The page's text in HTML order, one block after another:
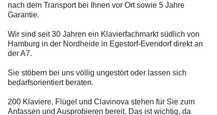
nach dem Transport bei Ihnen vor Ort sowie 5 Jahre
Garantie.
Wir sind seit 30 Jahren ein Klavierfachmarkt südlich von
Hamburg in der Nordheide in Egestorf-Evendorf direkt an
der A7.
Sie stöbern bei uns völlig ungestört oder lassen sich
bedarfsorientiert beraten.
200 Klaviere, Flügel und Clavinova stehen für Sie zum
Anfassen und Ausprobieren bereit. Das ist wichtig, da